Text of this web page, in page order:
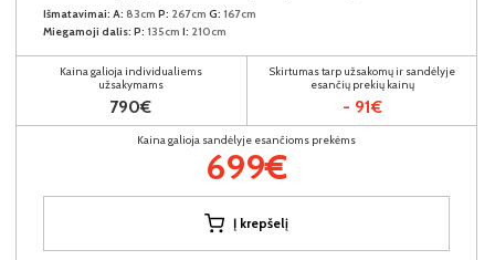
Išmatavimai: A: 83cm P: 267cm G: 167cm
Miegamoji dalis: P: 135cm I: 210cm
Kaina galioja individualiems
užsakymams
790€
Skirtumas tarp užsakomų ir sandėlyje
esančių prekių kainų
- 91€
Kaina galioja sandėlyje esančioms prekėms
699€
Į krepšelį